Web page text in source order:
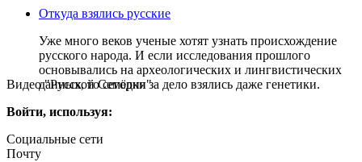
Видео "Русской Семёрки"
Откуда взялись русские
Уже много веков ученые хотят узнать происхождение
русского народа. И если исследования прошлого
основывались на археологических и лингвистических
данных, то сегодня за дело взялись даже генетики.
Войти, используя:
Социальные сети
Почту